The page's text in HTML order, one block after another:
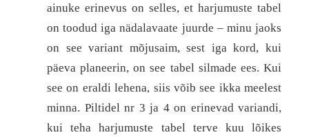
ainuke erinevus on selles, et harjumuste tabel
on toodud iga nädalavaate juurde – minu jaoks
on see variant mõjusaim, sest iga kord, kui
päeva planeerin, on see tabel silmade ees. Kui
see on eraldi lehena, siis võib see ikka meelest
minna. Piltidel nr 3 ja 4 on erinevad variandi,
kui teha harjumuste tabel terve kuu lõikes